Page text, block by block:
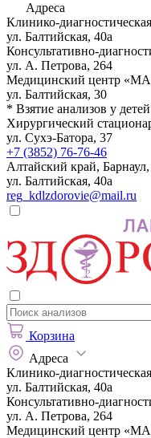
Адреса
Клинико-
ул. Балтийская, 40а
Консультативно-
ул. А. Петрова, 264
Медицинский центр
ул. Балтийская, 30
* Взятие анализов у детей
Хирургический
ул. Сухэ-Батора, 37
+7 (3852) 76-76-46
Алтайский край, Барнаул,
ул. Балтийская, 40а
reg_kdlzdorovie@mail.ru
Корзина
Адреса
Клинико-
ул. Балтийская, 40а
Консультативно-
ул. А. Петрова, 264
Медицинский центр